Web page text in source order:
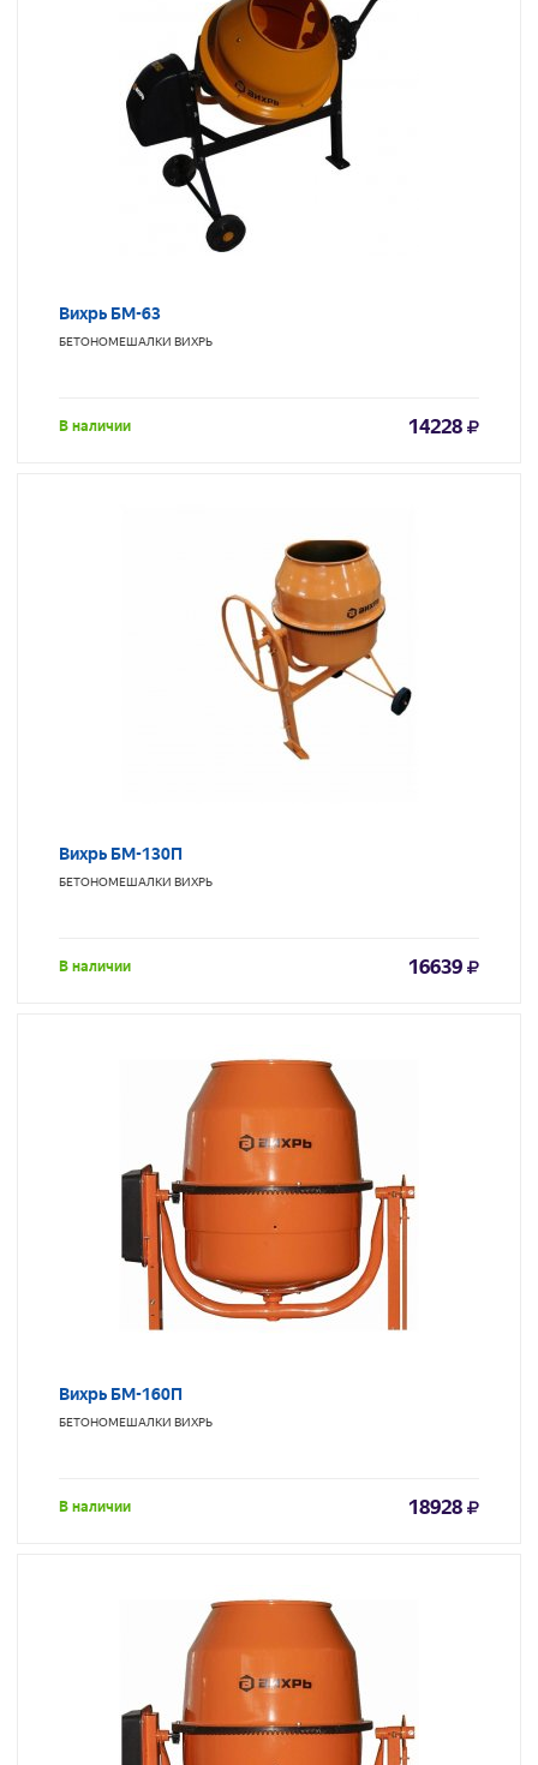
Вихрь БМ-63
БЕТОНОМЕШАЛКИ ВИХРЬ
В наличии 14228
Вихрь БМ-130П
БЕТОНОМЕШАЛКИ ВИХРЬ
В наличии 16639
Вихрь БМ-160П
БЕТОНОМЕШАЛКИ ВИХРЬ
В наличии 18928